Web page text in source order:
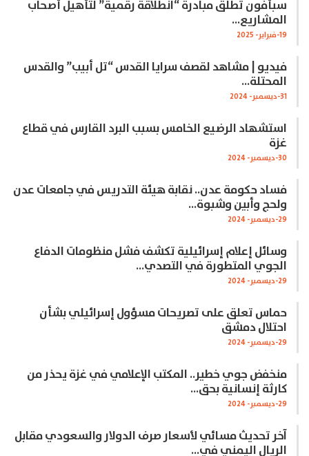
سبأفون تطلق مبادرة “انطلاقة رقمية” لتأهيل أصحاب
المشاريع…
19-فبراير- 2025
فيديو | مشاهد لقصف سرايا القدس “تل أبيب” والقدس
المحتلة…
31-ديسمبر- 2024
استشهاد الرضيع الخامس بسبب البرد القارس في قطاع
غزة
30-ديسمبر- 2024
فساد حكومة عدن.. نقابة هيئة التدريس في جامعات عدن
ولحج وأبين وشبوة…
29-ديسمبر- 2024
وسائل إعلام إسرائيلية تكشف فشل منظومات الدفاع
الجوي المتطورة في التصدي…
29-ديسمبر- 2024
حماس تعلق على تصريحات مسؤول إسرائيلي بشأن
احتلال دمشق
29-ديسمبر- 2024
منخفض جوي خطير.. المكتب الإعلامي في غزة يحذر من
كارثة إنسانية بحق…
29-ديسمبر- 2024
آخر تحديث مسائي لأسعار صرف الدولار والسعودي مقابل
الريال اليمني في…